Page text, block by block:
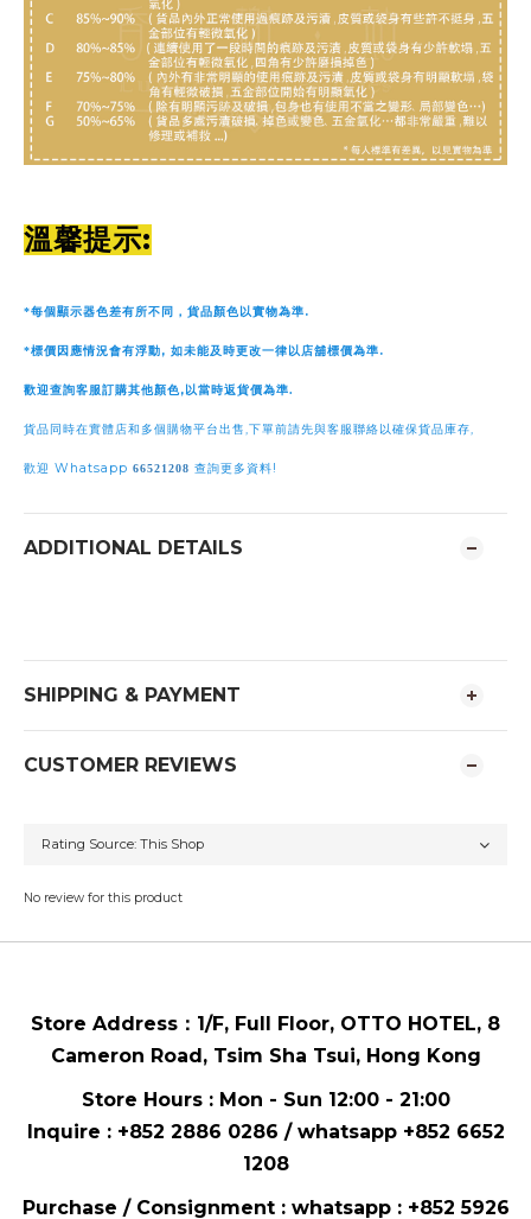
溫馨提示:
*每個顯示器色差有所不同，貨品顏色以實物為準.
*標價因應情況會有浮動, 如未能及時更改一律以店舖標價為準.
歡迎查詢客服訂購其他顏色, 以當時返貨價為準.
貨品同時在實體店和多個購物平台出售,下單前請先與客服聯絡以確保貨品庫存,
歡迎 Whatsapp 66521208 查詢更多資料!
ADDITIONAL DETAILS
SHIPPING & PAYMENT
CUSTOMER REVIEWS
No review for this product
Store Address： 1/F, Full Floor, OTTO HOTEL, 8
Cameron Road, Tsim Sha Tsui, Hong Kong
Store Hours : Mon - Sun 12:00 - 21:00
Inquire : +852 2886 0286 / whatsapp +852 6652
1208
Purchase / Consignment : whatsapp : +852 5926